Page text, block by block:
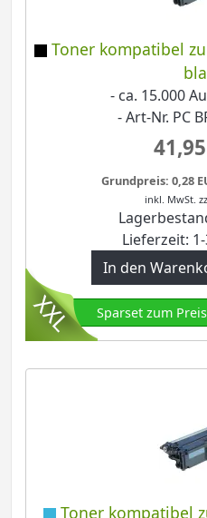
Toner kompatibel
- ca. 15.000
- Art-Nr. PC
Grundpreis: 0,28
inkl. MwSt.
Lieferzeit:
In den
Sparset zum
Toner kompatibel